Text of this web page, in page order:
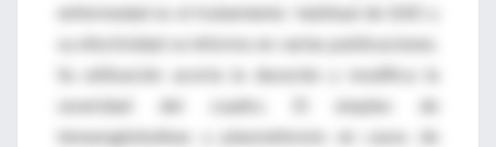
enfermedad es el tratamiento habitual de EAD y
su efectividad se informo en varias publicaciones.
Su utilización acorta la duración y modifica la
severidad del cuadro. El empleo de
inmunoglobulinas y plasmaferesis en casos de